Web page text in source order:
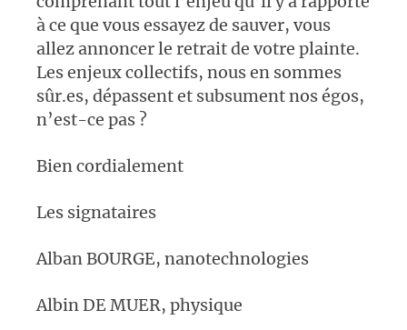
à ce que vous essayez de sauver, vous
allez annoncer le retrait de votre plainte.
Les enjeux collectifs, nous en sommes
sûr.es, dépassent et subsument nos égos,
n’est-ce pas ?
Bien cordialement
Les signataires
Alban BOURGE, nanotechnologies
Albin DE MUER, physique